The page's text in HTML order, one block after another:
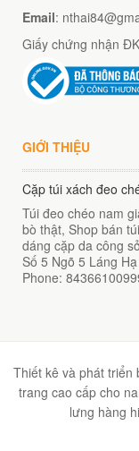
Email:
Giấy chứng nhận
GIỚI THIỆU
Cặp túi xách đeo
Túi đeo chéo nam
bò thật, Shop bán
dáng cặp da công
Số 5 Ngõ 5 Láng Hạ
Phone:
Thiết kê và phát triển
trang cao cấp cho
lưng hàng